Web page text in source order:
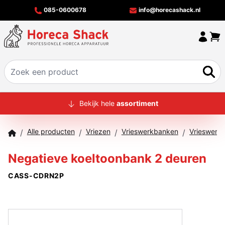
085-0600678 info@horecashack.nl
HOME
OVER ONS
MERKEN
Bekijk hele assortiment
/ Alle producten / Vriezen / Vrieswerkbanken /
Negatieve koeltoonbank 2 deuren
CASS-CDRN2P